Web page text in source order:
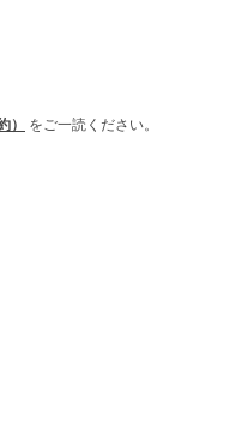
をご一読ください。